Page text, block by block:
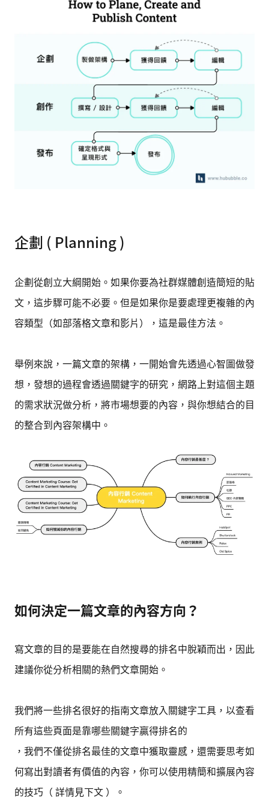
企劃 ( Planning )
企劃從創立大綱開始。如果你要為社群媒體創造簡短的貼
文，這步驟可能不必要。但是如果你是要處理更複雜的內
容類型（如部落格文章和影片），這是最佳方法。
舉例來說，一篇文章的架構，一開始會先透過心智圖做發
想，發想的過程會透過關鍵字的研究，網路上對這個主題
的需求狀況做分析，將市場想要的內容，與你想結合的目
的整合到內容架構中。
如何決定一篇文章的內容方向？
寫文章的目的是要能在自然搜尋的排名中脫穎而出，因此
建議你從分析相關的熱們文章開始。
我們將一些排名很好的指南文章放入關鍵字工具，以查看
所有這些頁面是靠哪些關鍵字贏得排名的
，我們不僅從排名最佳的文章中獲取靈感，還需要思考如
何寫出對讀者有價值的內容，你可以使用精簡和擴展內容
的技巧（ 詳情見下文 ）。